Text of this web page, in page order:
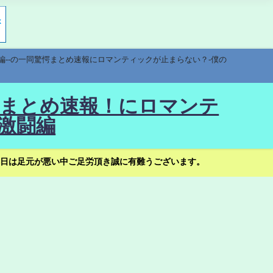
の一同驚愕まとめ速報にロマンティックが止まらない？-僕の
とめ速報！にロマンテ
闘編
足元が悪い中ご足労頂き誠に有難うございます。